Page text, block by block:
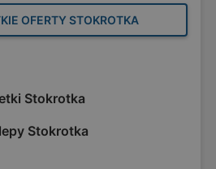
OFERTY STOKROTKA
Stokrotka
Stokrotka